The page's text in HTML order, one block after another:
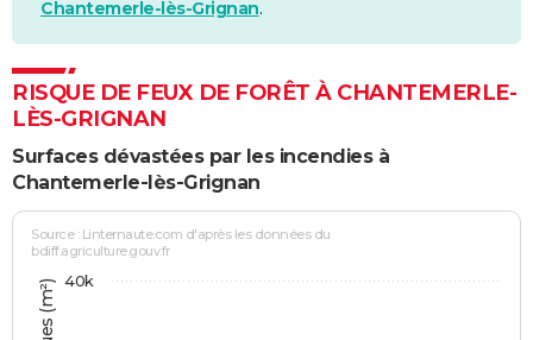
Chantemerle-lès-Grignan.
RISQUE DE FEUX DE FORÊT À CHANTEMERLE-
LÈS-GRIGNAN
Surfaces dévastées par les incendies à
Chantemerle-lès-Grignan
Source : Linternaute.com d'après les données du
bdiff.agriculture.gouv.fr
40k